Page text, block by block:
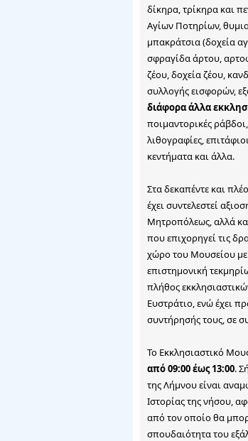
δίκηρα, τρίκηρα και
Αγίων Ποτηρίων,
μπακράτσια (δοχεία
σφραγίδα άρτου,
ζέου, δοχεία ζέου,
συλλογής εισφορών,
διάφορα άλλα
ποιμαντορικές
λιθογραφίες,
κεντήματα και άλλα.
Στα δεκαπέντε και
έχει συντελεστεί
Μητροπόλεως, αλλά
που επιχορηγεί τις
χώρο του Μουσείου με
επιστημονική
πλήθος
Ευστράτιο, ενώ έχει
συντήρησής τους, σε
Το Εκκλησιαστικό
από 09:00 έως 13:00.
της Λήμνου είναι
Ιστορίας της νήσου,
από τον οποίο θα
σπουδαιότητα του